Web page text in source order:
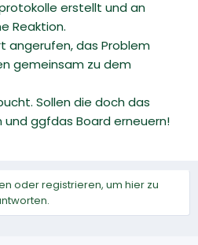
erstellt und an
Reaktion.
angerufen, das Problem
gemeinsam zu dem
Sollen die doch das
ggfdas Board erneuern!
oder registrieren, um hier zu